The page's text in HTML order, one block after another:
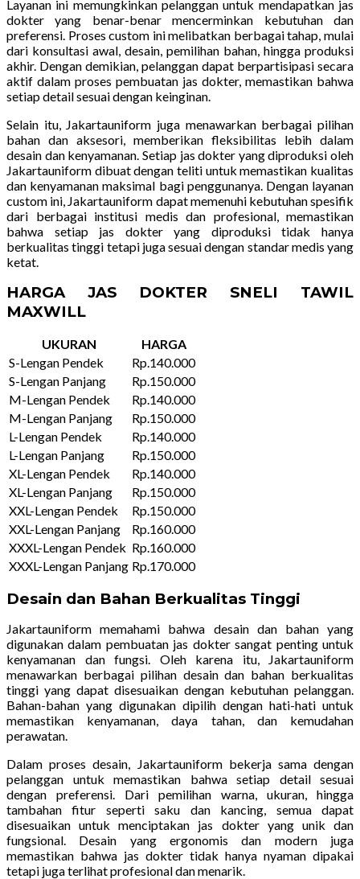
Layanan ini memungkinkan pelanggan untuk mendapatkan jas
dokter yang benar-benar mencerminkan kebutuhan dan
preferensi. Proses custom ini melibatkan berbagai tahap, mulai
dari konsultasi awal, desain, pemilihan bahan, hingga produksi
akhir. Dengan demikian, pelanggan dapat berpartisipasi secara
aktif dalam proses pembuatan jas dokter, memastikan bahwa
setiap detail sesuai dengan keinginan.
Selain itu, Jakartauniform juga menawarkan berbagai pilihan
bahan dan aksesori, memberikan fleksibilitas lebih dalam
desain dan kenyamanan. Setiap jas dokter yang diproduksi oleh
Jakartauniform dibuat dengan teliti untuk memastikan kualitas
dan kenyamanan maksimal bagi penggunanya. Dengan layanan
custom ini, Jakartauniform dapat memenuhi kebutuhan spesifik
dari berbagai institusi medis dan profesional, memastikan
bahwa setiap jas dokter yang diproduksi tidak hanya
berkualitas tinggi tetapi juga sesuai dengan standar medis yang
ketat.
HARGA JAS DOKTER SNELI TAWIL
MAXWILL
UKURAN
HARGA
S-Lengan Pendek
Rp.140.000
S-Lengan Panjang
Rp.150.000
M-Lengan Pendek
Rp.140.000
M-Lengan Panjang
Rp.150.000
L-Lengan Pendek
Rp.140.000
L-Lengan Panjang
Rp.150.000
XL-Lengan Pendek
Rp.140.000
XL-Lengan Panjang
Rp.150.000
XXL-Lengan Pendek
Rp.150.000
XXL-Lengan Panjang
Rp.160.000
XXXL-Lengan Pendek Rp.160.000
XXXL-Lengan Panjang Rp.170.000
Desain dan Bahan Berkualitas Tinggi
Jakartauniform memahami bahwa desain dan bahan yang
digunakan dalam pembuatan jas dokter sangat penting untuk
kenyamanan dan fungsi. Oleh karena itu, Jakartauniform
menawarkan berbagai pilihan desain dan bahan berkualitas
tinggi yang dapat disesuaikan dengan kebutuhan pelanggan.
Bahan-bahan yang digunakan dipilih dengan hati-hati untuk
memastikan kenyamanan, daya tahan, dan kemudahan
perawatan.
Dalam proses desain, Jakartauniform bekerja sama dengan
pelanggan untuk memastikan bahwa setiap detail sesuai
dengan preferensi. Dari pemilihan warna, ukuran, hingga
tambahan fitur seperti saku dan kancing, semua dapat
disesuaikan untuk menciptakan jas dokter yang unik dan
fungsional. Desain yang ergonomis dan modern juga
memastikan bahwa jas dokter tidak hanya nyaman dipakai
tetapi juga terlihat profesional dan menarik.